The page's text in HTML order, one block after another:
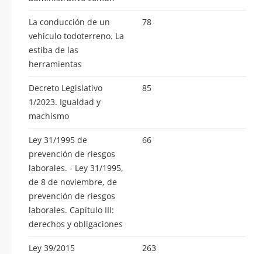
La conducción de un
vehículo todoterreno. La
estiba de las
herramientas
78
Decreto Legislativo
1/2023. Igualdad y
machismo
85
Ley 31/1995 de
prevención de riesgos
laborales. - Ley 31/1995,
de 8 de noviembre, de
prevención de riesgos
laborales. Capítulo III:
derechos y obligaciones
66
Ley 39/2015 263